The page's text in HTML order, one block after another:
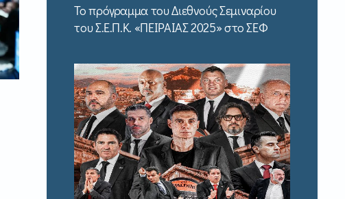
Το πρόγραμμα του Διεθνούς Σεμιναρίου
του Σ.Ε.Π.Κ. «ΠΕΙΡΑΙΑΣ 2025» στο ΣΕΦ